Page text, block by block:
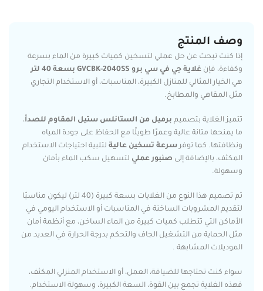
وصف المنتج
إذا كنت تبحث عن حل عملي لتسخين كميات كبيرة من الماء بسرعة
وكفاءة، فإن غلاية جي في سي برو GVCBK-2040SS بسعة 40 لتر
هي الخيار المثالي للمنازل الكبيرة، المناسبات، أو الاستخدام التجاري
مثل المقاهي والمطابخ.
تتميز الغلاية بتصميم برميل من الستانلس ستيل المقاوم للصدأ،
ما يمنحها متانة عالية وعمرًا طويلًا مع الحفاظ على جودة المياه
ونظافتها. كما توفر سرعة تسخين عالية لتلبية احتياجات الاستخدام
المكثف، بالإضافة إلى صنبور عملي لتسهيل سكب الماء بأمان
وسهولة.
تم تصميم هذا النوع من الغلايات بسعة كبيرة (40 لتر) ليكون مناسبًا
لتقديم المشروبات الساخنة في المناسبات أو الاستخدام اليومي في
الأماكن التي تتطلب كميات كبيرة من الماء الساخن، مع أنظمة أمان
مثل الحماية من التشغيل الجاف والتحكم بدرجة الحرارة في العديد من
الموديلات المشابهة .
سواء كنت تحتاجها للضيافة، العمل، أو الاستخدام المنزلي المكثف،
فهذه الغلاية تجمع بين القوة، السعة الكبيرة، وسهولة الاستخدام.